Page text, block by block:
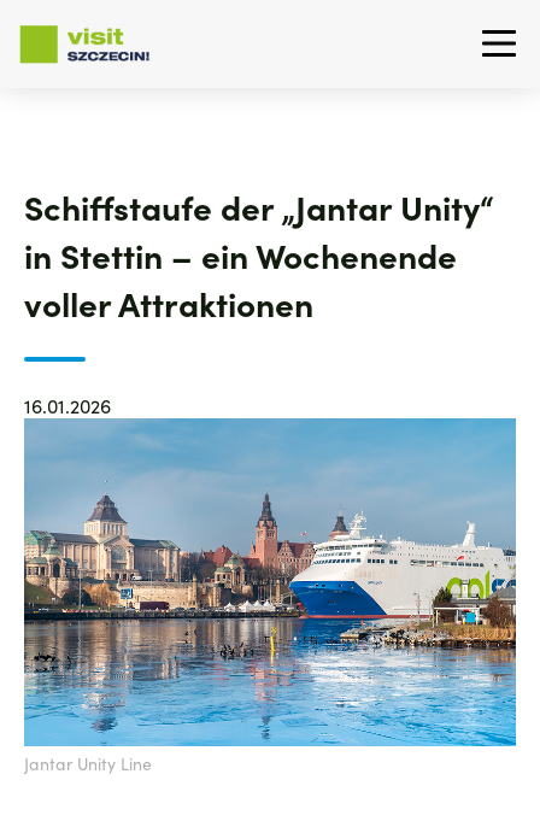
Schiffstaufe der „Jantar Unity“
in Stettin – ein Wochenende
voller Attraktionen
16.01.2026
Jantar Unity Line